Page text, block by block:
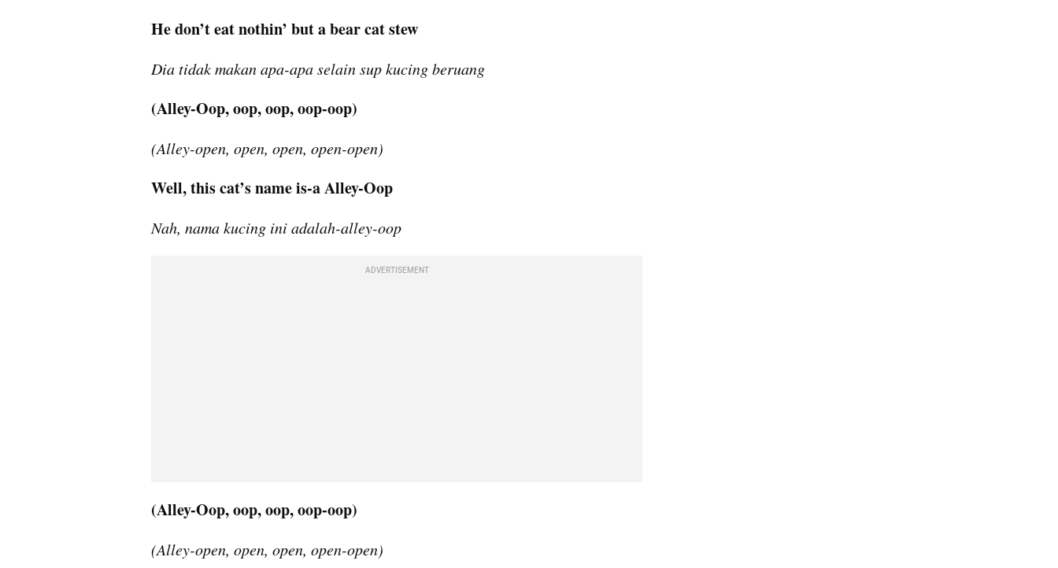
He don’t eat nothin’ but a bear cat stew
Dia tidak makan apa-apa selain sup kucing beruang
(Alley-Oop, oop, oop, oop-oop)
(Alley-open, open, open, open-open)
Well, this cat’s name is-a Alley-Oop
Nah, nama kucing ini adalah-alley-oop
ADVERTISEMENT
(Alley-Oop, oop, oop, oop-oop)
(Alley-open, open, open, open-open)